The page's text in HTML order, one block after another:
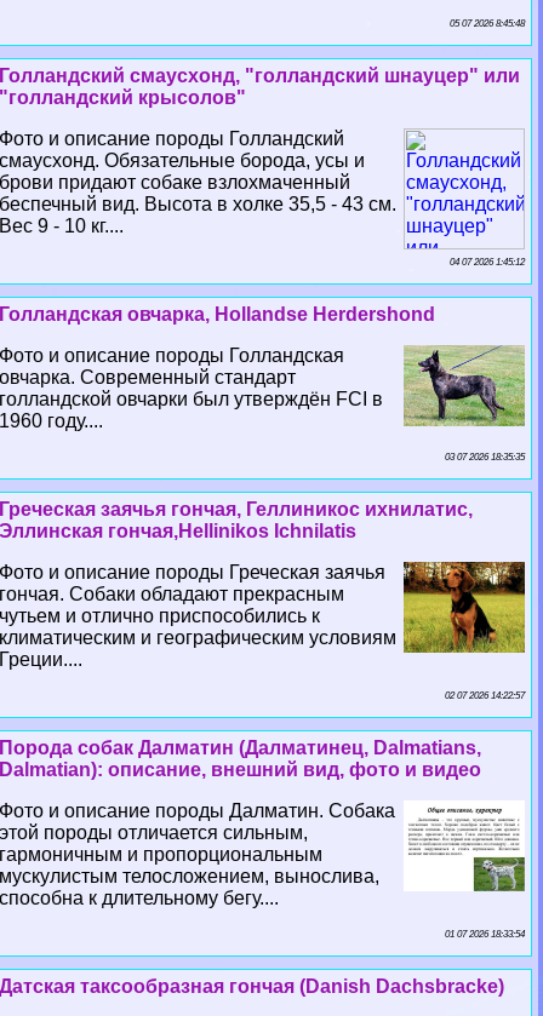
05 07 2026 8:45:48
Голландский смаусхонд, "голландский шнауцер" или
"голландский крысолов"
Фото и описание породы Голландский
смаусхонд. Обязательные борода, усы и
брови придают собаке взлохмаченный
беспечный вид. Высота в холке 35,5 - 43 см.
Вес 9 - 10 кг....
04 07 2026 1:45:12
Голландская овчарка, Hollandse Herdershond
Фото и описание породы Голландская
овчарка. Современный стандарт
голландской овчарки был утверждён FCI в
1960 году....
03 07 2026 18:35:35
Греческая заячья гончая, Геллиникос ихнилатис,
Эллинская гончая,Hellinikos Ichnilatis
Фото и описание породы Греческая заячья
гончая. Собаки обладают прекрасным
чутьем и отлично приспособились к
климатическим и географическим условиям
Греции....
02 07 2026 14:22:57
Порода собак Далматин (Далматинец, Dalmatians,
Dalmatian): описание, внешний вид, фото и видео
Фото и описание породы Далматин. Собака
этой породы отличается сильным,
гармоничным и пропорциональным
мускулистым телосложением, вынослива,
способна к длительному бегу....
01 07 2026 18:33:54
Датская таксообразная гончая (Danish Dachsbracke)